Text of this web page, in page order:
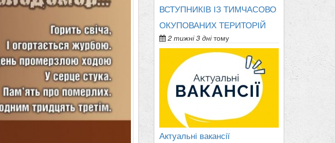
ВСТУПНИКІВ ІЗ ТИМЧАСОВО
ОКУПОВАНИХ ТЕРИТОРІЙ
2 тижні 3 днітому
Актуальні вакансії